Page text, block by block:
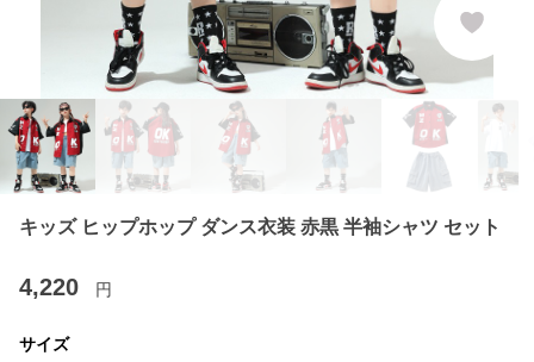
キッズ ヒップホップ ダンス衣装 赤黒 半袖シャツ セット
4,220 円
サイズ